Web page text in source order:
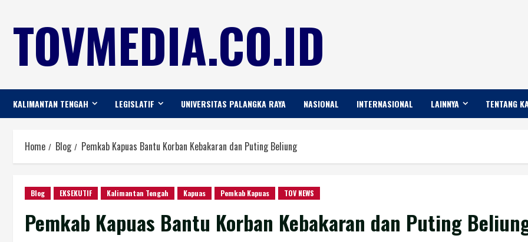
TOVMEDIA.CO.ID
KALIMANTAN TENGAH LEGISLATIF UNIVERSITAS PALANGKA RAYA NASIONAL INTERNASIONAL LAINNYA TENTANG
Home Blog Pemkab Kapuas Bantu Korban Kebakaran dan Puting Beliung
Blog EKSEKUTIF Kalimantan Tengah Kapuas Pemkab Kapuas TOV NEWS
Pemkab Kapuas Bantu Korban Kebakaran dan Puting